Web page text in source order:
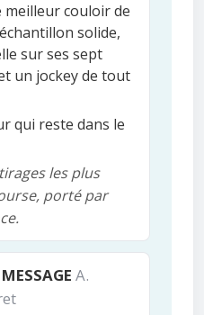
meilleur couloir de
solide,
sur ses sept
un jockey de tout
qui reste dans le
les plus
porté par
A.